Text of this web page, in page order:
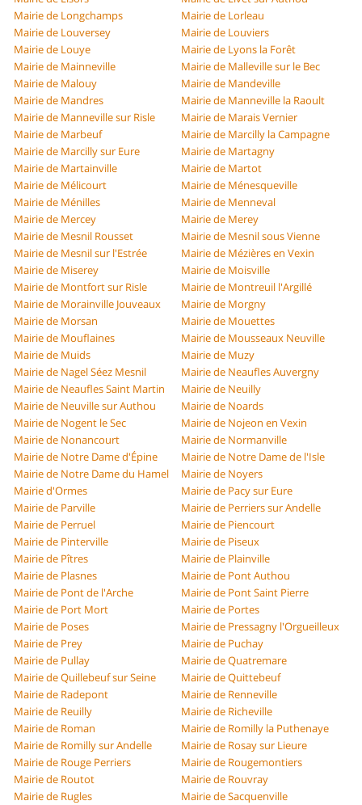
Mairie de Longchamps
Mairie de Lorleau
Mairie de Louversey
Mairie de Louviers
Mairie de Louye
Mairie de Lyons la Forêt
Mairie de Mainneville
Mairie de Malleville sur le Bec
Mairie de Malouy
Mairie de Mandeville
Mairie de Mandres
Mairie de Manneville la Raoult
Mairie de Manneville sur Risle
Mairie de Marais Vernier
Mairie de Marbeuf
Mairie de Marcilly la Campagne
Mairie de Marcilly sur Eure
Mairie de Martagny
Mairie de Martainville
Mairie de Martot
Mairie de Mélicourt
Mairie de Ménesqueville
Mairie de Ménilles
Mairie de Menneval
Mairie de Mercey
Mairie de Merey
Mairie de Mesnil Rousset
Mairie de Mesnil sous Vienne
Mairie de Mesnil sur l'Estrée
Mairie de Mézières en Vexin
Mairie de Miserey
Mairie de Moisville
Mairie de Montfort sur Risle
Mairie de Montreuil l'Argillé
Mairie de Morainville Jouveaux
Mairie de Morgny
Mairie de Morsan
Mairie de Mouettes
Mairie de Mouflaines
Mairie de Mousseaux Neuville
Mairie de Muids
Mairie de Muzy
Mairie de Nagel Séez Mesnil
Mairie de Neaufles Auvergny
Mairie de Neaufles Saint Martin
Mairie de Neuilly
Mairie de Neuville sur Authou
Mairie de Noards
Mairie de Nogent le Sec
Mairie de Nojeon en Vexin
Mairie de Nonancourt
Mairie de Normanville
Mairie de Notre Dame d'Épine
Mairie de Notre Dame de l'Isle
Mairie de Notre Dame du Hamel
Mairie de Noyers
Mairie d'Ormes
Mairie de Pacy sur Eure
Mairie de Parville
Mairie de Perriers sur Andelle
Mairie de Perruel
Mairie de Piencourt
Mairie de Pinterville
Mairie de Piseux
Mairie de Pîtres
Mairie de Plainville
Mairie de Plasnes
Mairie de Pont Authou
Mairie de Pont de l'Arche
Mairie de Pont Saint Pierre
Mairie de Port Mort
Mairie de Portes
Mairie de Poses
Mairie de Pressagny l'Orgueilleux
Mairie de Prey
Mairie de Puchay
Mairie de Pullay
Mairie de Quatremare
Mairie de Quillebeuf sur Seine
Mairie de Quittebeuf
Mairie de Radepont
Mairie de Renneville
Mairie de Reuilly
Mairie de Richeville
Mairie de Roman
Mairie de Romilly la Puthenaye
Mairie de Romilly sur Andelle
Mairie de Rosay sur Lieure
Mairie de Rouge Perriers
Mairie de Rougemontiers
Mairie de Routot
Mairie de Rouvray
Mairie de Rugles
Mairie de Sacquenville